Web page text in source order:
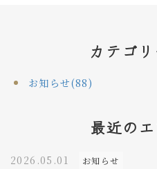
カテゴ
お知らせ(88)
最近の
2026.05.01 お知らせ